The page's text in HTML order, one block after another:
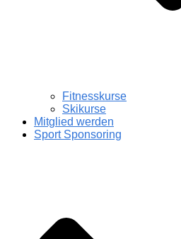
Fitnesskurse
Skikurse
Mitglied werden
Sport Sponsoring